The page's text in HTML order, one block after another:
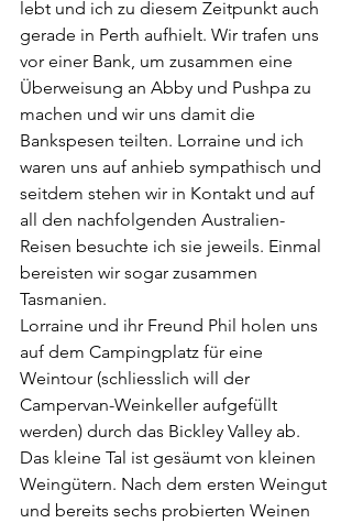
lebt und ich zu diesem Zeitpunkt auch
gerade in Perth aufhielt. Wir trafen uns
vor einer Bank, um zusammen eine
Überweisung an Abby und Pushpa zu
machen und wir uns damit die
Bankspesen teilten. Lorraine und ich
waren uns auf anhieb sympathisch und
seitdem stehen wir in Kontakt und auf
all den nachfolgenden Australien-
Reisen besuchte ich sie jeweils. Einmal
bereisten wir sogar zusammen
Tasmanien.
Lorraine und ihr Freund Phil holen uns
auf dem Campingplatz für eine
Weintour (schliesslich will der
Campervan-Weinkeller aufgefüllt
werden) durch das Bickley Valley ab.
Das kleine Tal ist gesäumt von kleinen
Weingütern. Nach dem ersten Weingut
und bereits sechs probierten Weinen